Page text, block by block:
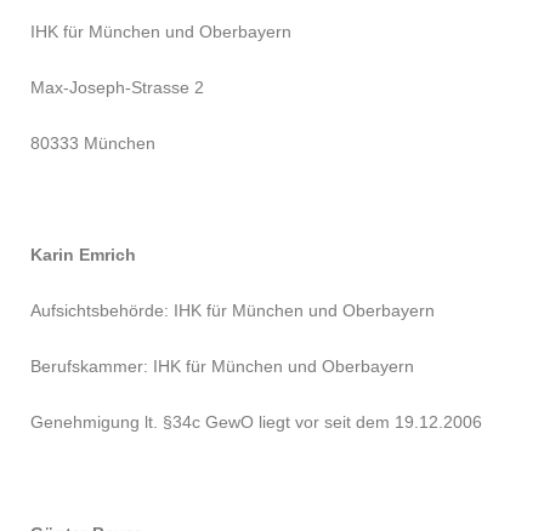
IHK für München und Oberbayern
Max-Joseph-Strasse 2
80333 München
Karin Emrich
Aufsichtsbehörde: IHK für München und Oberbayern
Berufskammer: IHK für München und Oberbayern
Genehmigung lt. §34c GewO liegt vor seit dem 19.12.2006